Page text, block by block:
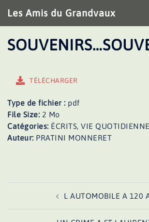
au
contenu
Les Amis du Grandvaux
TÉLÉCHARGER
Type de fichier : pdf
File Size: 2 Mo
Catégories: ÉCRITS, VIE QUOTIDIENNE
Auteur: PRATINI MONNERET
L AUTOMOBILE A 120